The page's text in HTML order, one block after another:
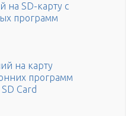
на SD-карту с
программ
на карту
программ
Card